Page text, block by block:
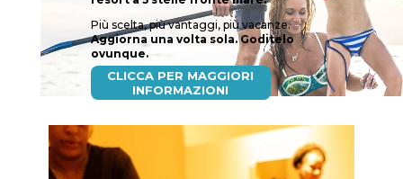
Più scelta, più vantaggi, più vacanze.
Aggiorna una volta sola. Goditelo
ovunque.
CLICCA PER MAGGIORI
INFORMAZIONI